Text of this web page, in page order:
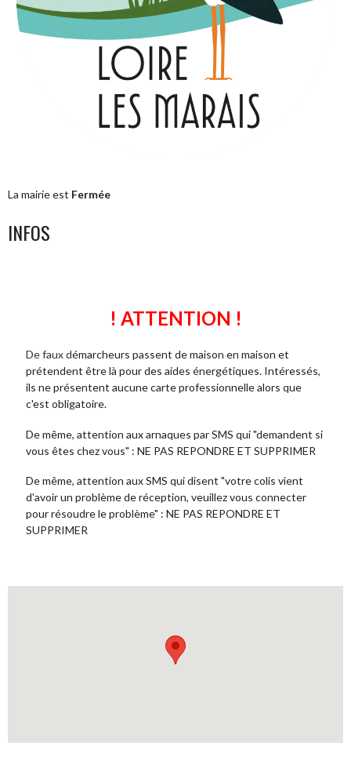
La mairie est Fermée
INFOS
! ATTENTION !
De faux démarcheurs passent de maison en maison et
prétendent être là pour des aides énergétiques. Intéressés,
ils ne présentent aucune carte professionnelle alors que
c'est obligatoire.
De même, attention aux arnaques par SMS qui "demandent si
vous êtes chez vous" : NE PAS REPONDRE ET SUPPRIMER
De même, attention aux SMS qui disent "votre colis vient
d'avoir un problème de réception, veuillez vous connecter
pour résoudre le problème" : NE PAS REPONDRE ET
SUPPRIMER